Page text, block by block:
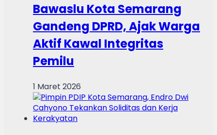
Bawaslu Kota Semarang
Gandeng DPRD, Ajak Warga
Aktif Kawal Integritas
Pemilu
1 Maret 2026